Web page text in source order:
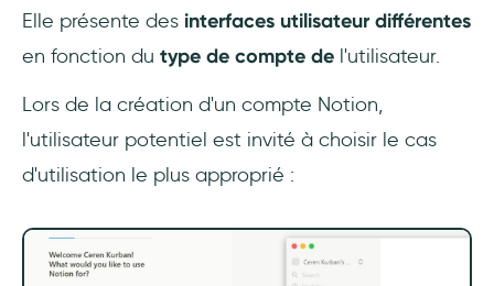
Elle présente des interfaces utilisateur différentes
en fonction du type de compte de l'utilisateur.
Lors de la création d'un compte Notion,
l'utilisateur potentiel est invité à choisir le cas
d'utilisation le plus approprié :